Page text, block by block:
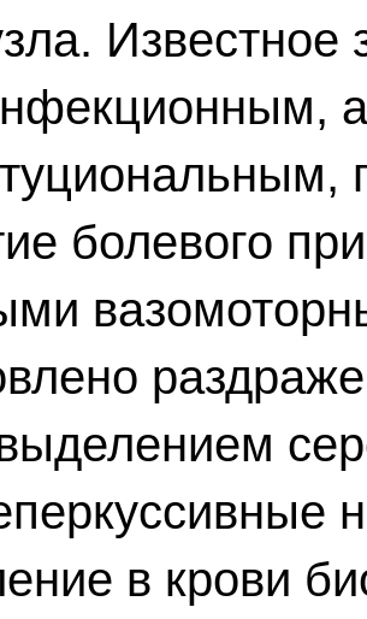
болевого
в крови